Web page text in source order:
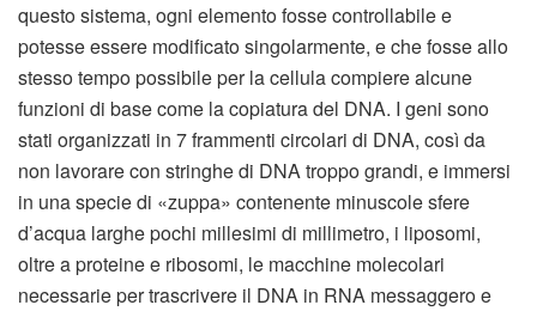
questo sistema, ogni elemento fosse controllabile e
potesse essere modificato singolarmente, e che fosse allo
stesso tempo possibile per la cellula compiere alcune
funzioni di base come la copiatura del DNA. I geni sono
stati organizzati in 7 frammenti circolari di DNA, così da
non lavorare con stringhe di DNA troppo grandi, e immersi
in una specie di «zuppa» contenente minuscole sfere
d’acqua larghe pochi millesimi di millimetro, i liposomi,
oltre a proteine e ribosomi, le macchine molecolari
necessarie per trascrivere il DNA in RNA messaggero e